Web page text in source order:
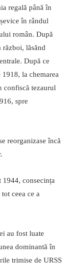
regală până în
în rândul
român. După
lăsănd
După ce
la chemarea
confiscă tezaurul
spre
reorganizase încă
consecința
ceea ce a
au fost luate
dominantă în
trimise de URSS